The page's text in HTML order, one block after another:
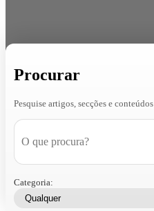
Procurar
Pesquise artigos, secções e conteúdos
Categoria: